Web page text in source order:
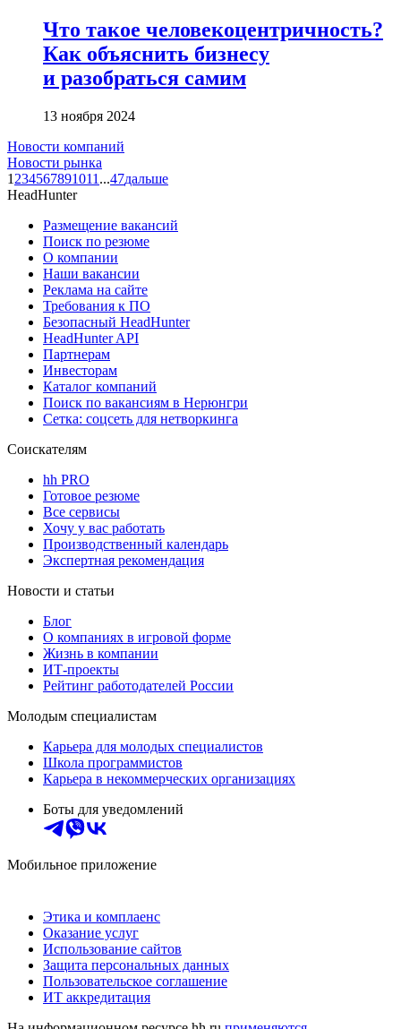
Что такое человеко­центричность?
Как объяснить бизнесу
и разобраться самим
13 ноября 2024
Новости компаний
Новости рынка
1 234567891011 ...47дальше
HeadHunter
Размещение вакансий
Поиск по резюме
О компании
Наши вакансии
Реклама на сайте
Требования к ПО
Безопасный HeadHunter
HeadHunter API
Партнерам
Инвесторам
Каталог компаний
Поиск по вакансиям в Нерюнгри
Сетка: соцсеть для нетворкинга
Соискателям
hh PRO
Готовое резюме
Все сервисы
Хочу у вас работать
Производственный календарь
Экспертная рекомендация
Новости и статьи
Блог
О компаниях в игровой форме
Жизнь в компании
ИТ-проекты
Рейтинг работодателей России
Молодым специалистам
Карьера для молодых специалистов
Школа программистов
Карьера в некоммерческих организациях
Боты для уведомлений
Мобильное приложение
Этика и комплаенс
Оказание услуг
Использование сайтов
Защита персональных данных
Пользовательское соглашение
ИТ аккредитация